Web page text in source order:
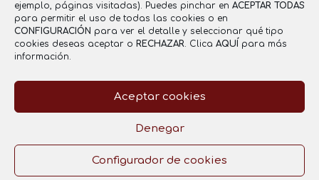
ejemplo, páginas visitadas). Puedes pinchar en ACEPTAR TODAS
para permitir el uso de todas las cookies o en
CONFIGURACIÓN para ver el detalle y seleccionar qué tipo
cookies deseas aceptar o RECHAZAR. Clica AQUÍ para más
información.
Aceptar cookies
Denegar
Configurador de cookies
RGSEAA: 26.021121/CR
Aviso legal
Política de Privacidad
Política de cookies